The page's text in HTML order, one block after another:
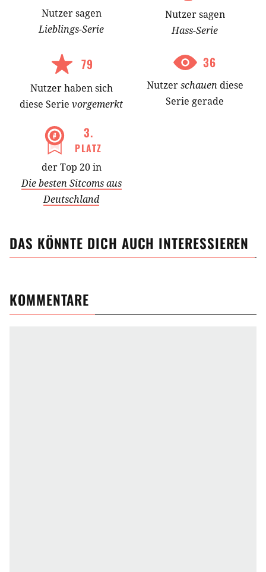
Nutzersagen
Lieblings-Serie
Nutzersagen
Hass-Serie
79
Nutzerhabensich
diese Serie vorgemerkt
36
Nutzerschauen diese
Serie gerade
3.
PLATZ
der Top 20 in
Die besten Sitcoms aus
Deutschland
DAS KÖNNTE DICH AUCH INTERESSIEREN
KOMMENTARE